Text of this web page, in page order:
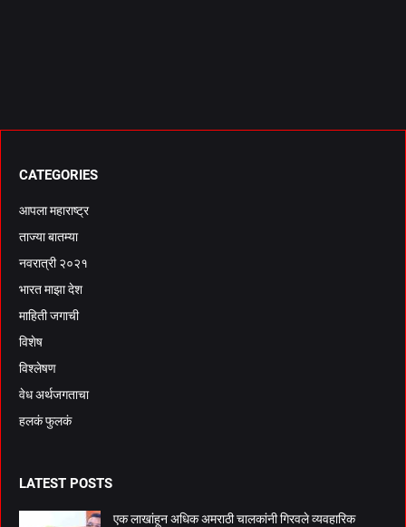
CATEGORIES
आपला महाराष्ट्र
ताज्या बातम्या
नवरात्री २०२१
भारत माझा देश
माहिती जगाची
विशेष
विश्लेषण
वेध अर्थजगताचा
हलकं फुलकं
LATEST POSTS
एक लाखांहून अधिक अमराठी चालकांनी गिरवले व्यवहारिक